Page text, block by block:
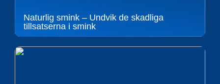
Naturlig smink – Undvik de skadliga
tillsatserna i smink